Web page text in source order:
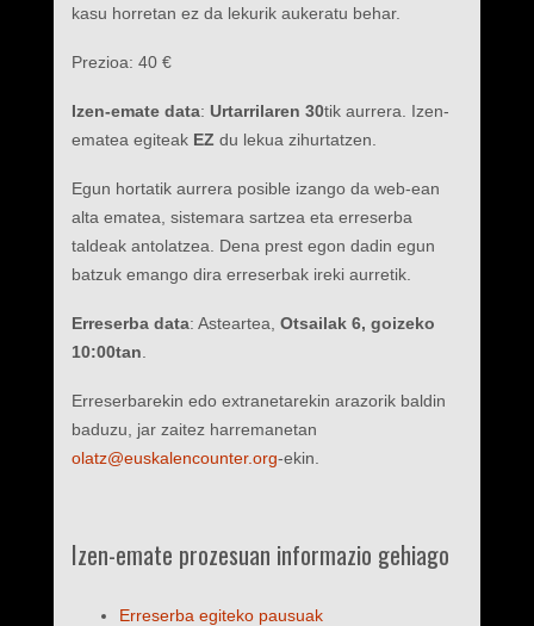
kasu horretan ez da lekurik aukeratu behar.
Prezioa: 40 €
Izen-emate data: Urtarrilaren 30tik aurrera. Izen-
ematea egiteak EZ du lekua zihurtatzen.
Egun hortatik aurrera posible izango da web-ean
alta ematea, sistemara sartzea eta erreserba
taldeak antolatzea. Dena prest egon dadin egun
batzuk emango dira erreserbak ireki aurretik.
Erreserba data: Asteartea, Otsailak 6, goizeko
10:00tan
Erreserbarekin edo extranetarekin arazorik baldin
baduzu, jar zaitez harremanetan
olatz@euskalencounter.org-ekin.
Izen-emate prozesuan informazio gehiago
Erreserba egiteko pausuak